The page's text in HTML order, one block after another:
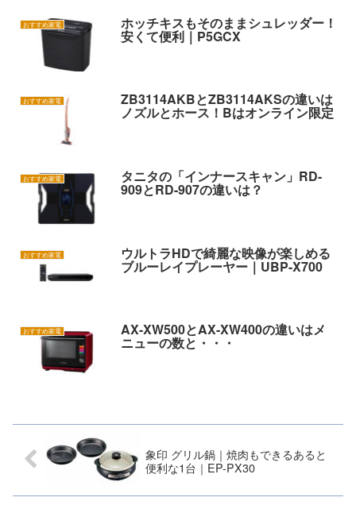
おすすめ家電 ホッチキスもそのままシュレッダー！
安くて便利｜P5GCX
おすすめ家電 ZB3114AKBとZB3114AKSの違いは
ノズルとホース！Bはオンライン限定
おすすめ家電 タニタの「インナースキャン」RD-
909とRD-907の違いは？
おすすめ家電 ウルトラHDで綺麗な映像が楽しめる
ブルーレイプレーヤー｜UBP-X700
おすすめ家電 AX-XW500とAX-XW400の違いはメ
ニューの数と・・・
象印 グリル鍋｜焼肉もできるあると
便利な1台｜EP-PX30